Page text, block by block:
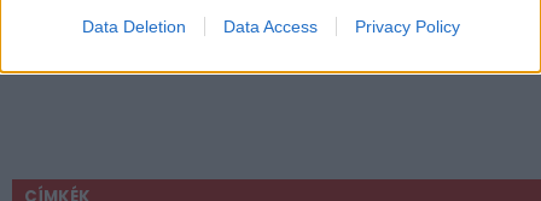
Data Deletion Data Access Privacy Policy